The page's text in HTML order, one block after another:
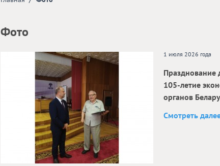
Фото
1 июля 2026 года
Празднование
105‑летие
органов
Смотреть